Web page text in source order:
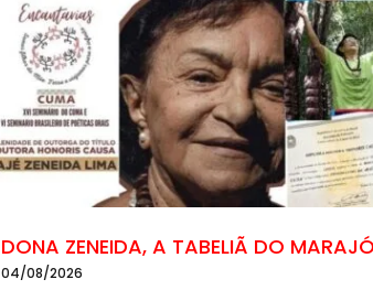
DONA ZENEIDA, A TABELIÃ DO
04/08/2026